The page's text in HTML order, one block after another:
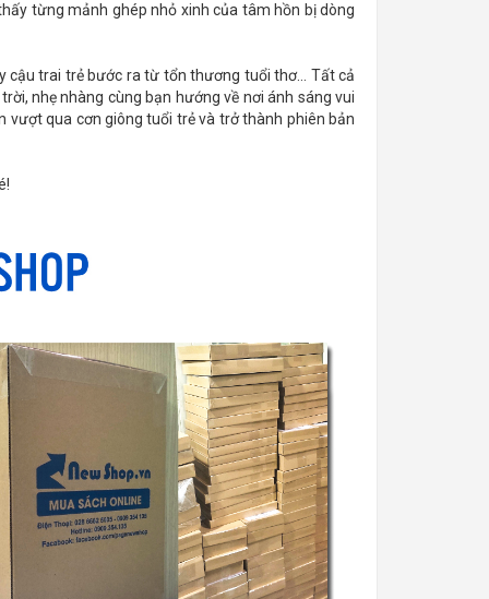
từng mảnh ghép nhỏ xinh của tâm hồn bị dòng
cậu trai trẻ bước ra từ tổn thương tuổi thơ… Tất cả
nhẹ nhàng cùng bạn hướng về nơi ánh sáng vui
vượt qua cơn giông tuổi trẻ và trở thành phiên bản